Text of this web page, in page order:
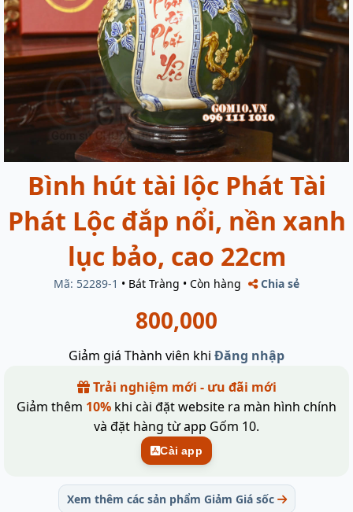
Bình hút tài lộc Phát Tài
Phát Lộc đắp nổi, nền xanh
lục bảo, cao 22cm
Mã: 52289-1 • Bát Tràng • Còn hàng Chia sẻ
800,000
Giảm giá Thành viên khi Đăng nhập
Trải nghiệm mới - ưu đãi mới
Giảm thêm 10% khi cài đặt website ra màn hình chính
và đặt hàng từ app Gốm 10.
Cài app
Xem thêm các sản phẩm Giảm Giá sốc